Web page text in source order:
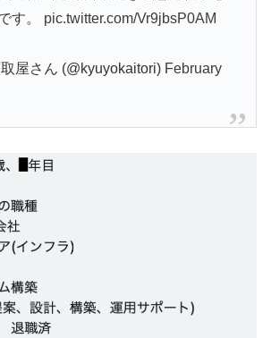
す。 pic.twitter.com/Vr9jbsP0AM
屋さん (@kyuyokaitori) February